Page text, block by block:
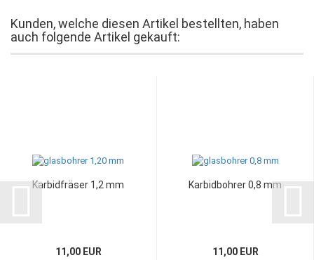
Kunden, welche diesen Artikel bestellten, haben
auch folgende Artikel gekauft:
Karbidfräser 1,2 mm
11,00 EUR
Karbidbohrer 0,8 mm
11,00 EUR